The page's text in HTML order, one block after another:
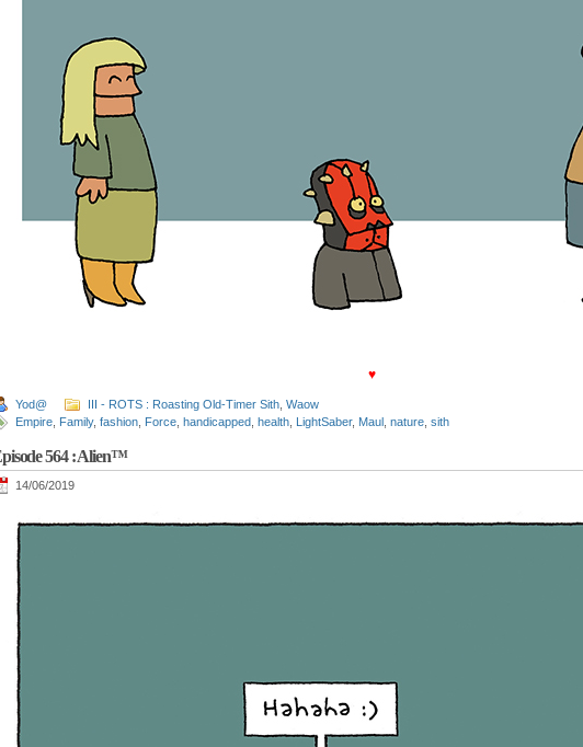
♥
Yod@ III - ROTS : Roasting Old-Timer Sith Waow
Empire Family, fashion Force handicapped health LightSaber, Maul nature sith
564 : Alien™
14/06/2019